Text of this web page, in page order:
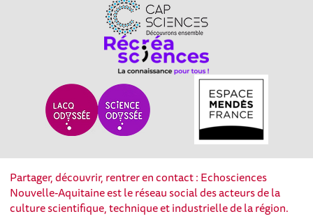
Partager, découvrir, rentrer en contact : Echosciences
Nouvelle-Aquitaine est le réseau social des acteurs de la
culture scientifique, technique et industrielle de la région.